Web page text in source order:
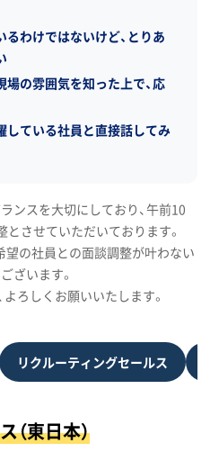
わけではないけど、とりあ
の雰囲気を知った上で、応
している社員と直接話してみ
ンスを大切にしており、午前10
させていただいております。
望の社員との面談調整が叶わない
ざいます。
ろしくお願いいたします。
リクルーティングセールス
（東日本）